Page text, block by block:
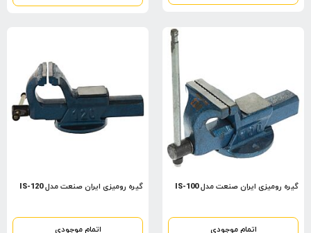
گیره رومیزی ایران صنعت مدل IS-100
اتمام موجودی
گیره رومیزی ایران صنعت مدل IS-120
اتمام موجودی